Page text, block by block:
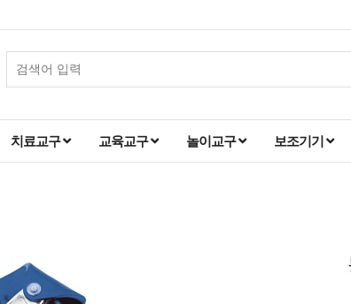
치료교구 교육교구 놀이교구 보조기기